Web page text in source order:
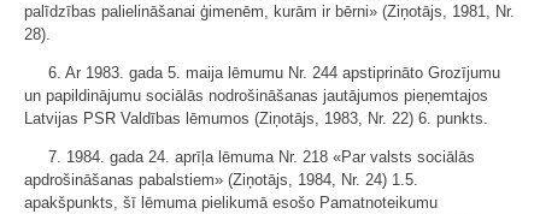
palīdzības palielināšanai ģimenēm, kurām ir bērni» (Ziņotājs, 1981, Nr.
28).
6. Ar 1983. gada 5. maija lēmumu Nr. 244 apstiprināto Grozījumu
un papildinājumu sociālās nodrošināšanas jautājumos pieņemtajos
Latvijas PSR Valdības lēmumos (Ziņotājs, 1983, Nr. 22) 6. punkts.
7. 1984. gada 24. aprīļa lēmuma Nr. 218 «Par valsts sociālās
apdrošināšanas pabalstiem» (Ziņotājs, 1984, Nr. 24) 1.5.
apakšpunkts, šī lēmuma pielikumā esošo Pamatnoteikumu